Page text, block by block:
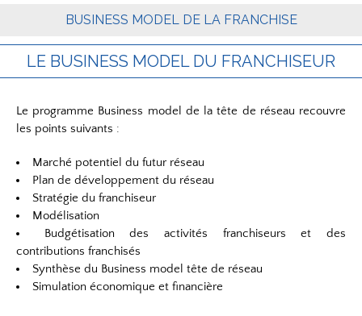
BUSINESS MODEL DE LA FRANCHISE
LE BUSINESS MODEL DU FRANCHISEUR
Le programme Business model de la tête de réseau recouvre
les points suivants :
Marché potentiel du futur réseau
Plan de développement du réseau
Stratégie du franchiseur
Modélisation
Budgétisation des activités franchiseurs et des
contributions franchisés
Synthèse du Business model tête de réseau
Simulation économique et financière